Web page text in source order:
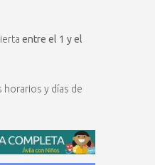
entre el 1 y el
horarios y días de